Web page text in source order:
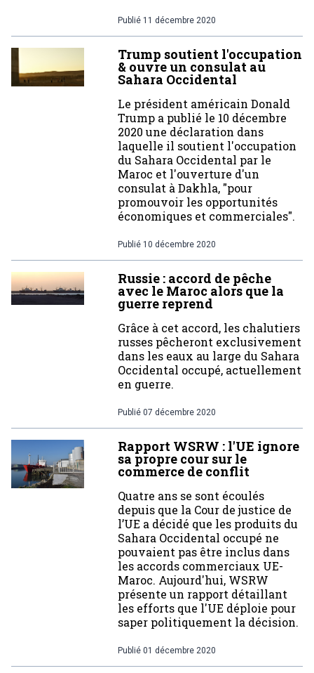
Publié 11 décembre 2020
Trump soutient l'occupation
& ouvre un consulat au
Sahara Occidental
Le président américain Donald
Trump a publié le 10 décembre
2020 une déclaration dans
laquelle il soutient l'occupation
du Sahara Occidental par le
Maroc et l'ouverture d'un
consulat à Dakhla, "pour
promouvoir les opportunités
économiques et commerciales".
Publié 10 décembre 2020
Russie : accord de pêche
avec le Maroc alors que la
guerre reprend
Grâce à cet accord, les chalutiers
russes pêcheront exclusivement
dans les eaux au large du Sahara
Occidental occupé, actuellement
en guerre.
Publié 07 décembre 2020
Rapport WSRW : l'UE ignore
sa propre cour sur le
commerce de conflit
Quatre ans se sont écoulés
depuis que la Cour de justice de
l’UE a décidé que les produits du
Sahara Occidental occupé ne
pouvaient pas être inclus dans
les accords commerciaux UE-
Maroc. Aujourd'hui, WSRW
présente un rapport détaillant
les efforts que l'UE déploie pour
saper politiquement la décision.
Publié 01 décembre 2020